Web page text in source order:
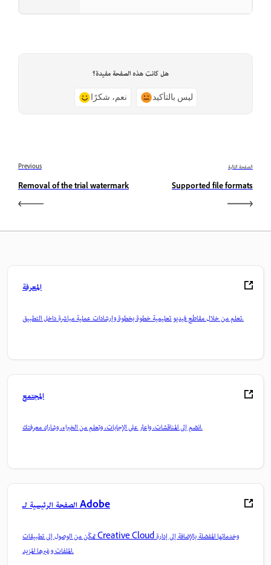
هل كانت هذه الصفحة مفيدة؟
نعم، شكرًا ليس بالتأكيد
Previous
Removal of the trial watermark
الصفحة التالية
Supported file formats
المعرفة
تعلم من خلال مقاطع فيديو تعليمية خطوة بخطوة وإرشادات عملية مباشرة داخل التطبيق.
المجتمع
انضم إلى المناقشات، واعثر على الإجابات، وتعلم من الخبراء، وشارك معرفتك.
الصفحة الرئيسية لـ Adobe
تمكّن من الوصول إلى تطبيقات Creative Cloud وخدماتها المفضلة بالإضافة إلى إدارة
الملفات وغيرها المزيد.